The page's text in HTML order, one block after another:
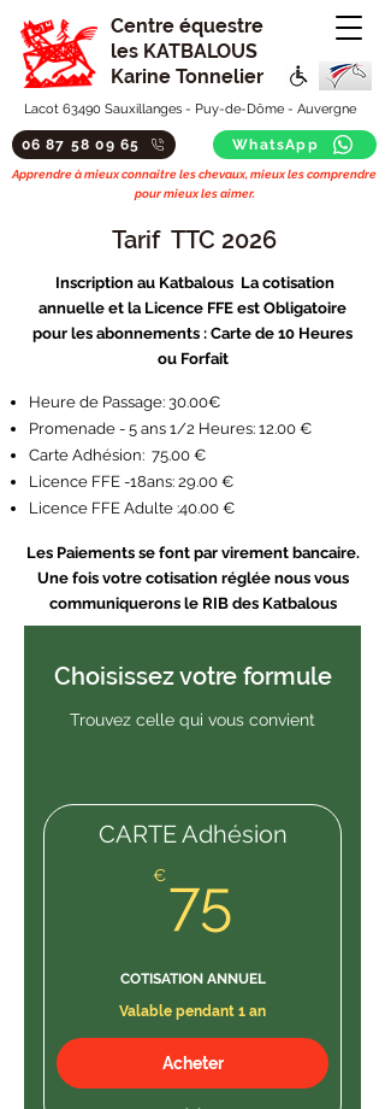
Centre équestre
les KATBALOUS
Karine Tonnelier
Lacot 63490 Sauxillanges - Puy-de-Dôme - Auvergne
06 87 58 09 65 WhatsApp
Apprendre à mieux connaitre les chevaux, mieux les comprendre
pour mieux les aimer.
Tarif TTC 2026
Inscription au Katbalous La cotisation
annuelle et la Licence FFE est Obligatoire
pour les abonnements : Carte de 10 Heures
ou Forfait
Heure de Passage: 30.00€
Promenade - 5 ans 1/2 Heures: 12.00 €
Carte Adhésion: 75.00 €
Licence FFE -18ans: 29.00 €
Licence FFE Adulte :40.00 €
Les Paiements se font par virement bancaire.
Une fois votre cotisation réglée nous vous
communiquerons le RIB des Katbalous
Choisissez votre formule
Trouvez celle qui vous convient
CARTE Adhésion
€75
COTISATION ANNUEL
Valable pendant 1 an
Acheter